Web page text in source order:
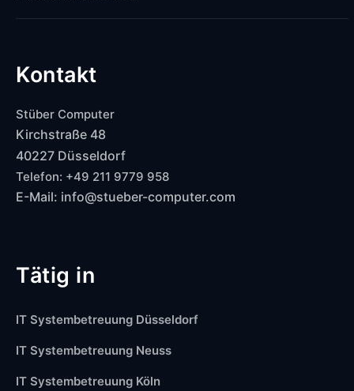
Kontakt
Stüber Computer
Kirchstraße 48
40227 Düsseldorf
Telefon: +49 211 9779 958
E-Mail: info@stueber-computer.com
Tätig in
IT Systembetreuung Düsseldorf
IT Systembetreuung Neuss
IT Systembetreuung Köln